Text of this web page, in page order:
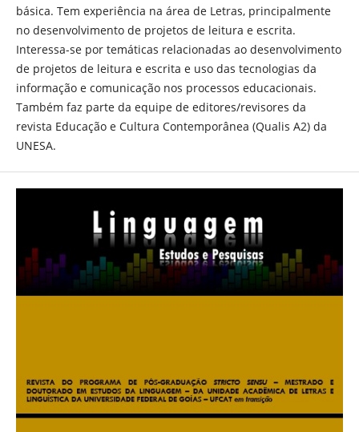
básica. Tem experiência na área de Letras, principalmente
no desenvolvimento de projetos de leitura e escrita.
Interessa-se por temáticas relacionadas ao desenvolvimento
de projetos de leitura e escrita e uso das tecnologias da
informação e comunicação nos processos educacionais.
Também faz parte da equipe de editores/revisores da
revista Educação e Cultura Contemporânea (Qualis A2) da
UNESA.